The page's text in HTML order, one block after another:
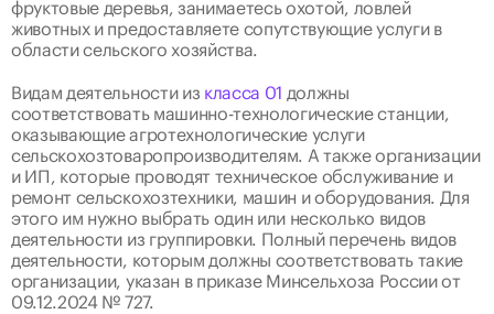
фруктовые деревья, занимаетесь охотой, ловлей
животных и предоставляете сопутствующие услуги в
области сельского хозяйства.
Видам деятельности из класса 01 должны
соответствовать машинно-технологические станции,
оказывающие агротехнологические услуги
сельскохозтоваропроизводителям. А также организации
и ИП, которые проводят техническое обслуживание и
ремонт сельскохозтехники, машин и оборудования. Для
этого им нужно выбрать один или несколько видов
деятельности из группировки. Полный перечень видов
деятельности, которым должны соответствовать такие
организации, указан в приказе Минсельхоза России от
09.12.2024 № 727.